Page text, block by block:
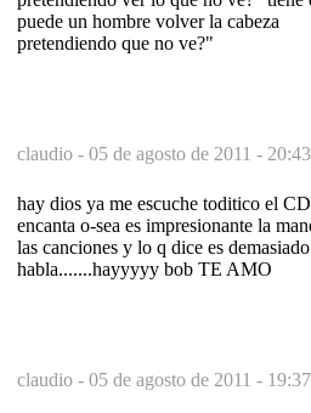
puede un hombre volver la cabeza
pretendiendo que no ve?"
claudio - 05 de agosto de 2011 - 20:43
hay dios ya me escuche toditico el
encanta o-sea es impresionante la
las canciones y lo q dice es
habla.......hayyyyy bob TE AMO
claudio - 05 de agosto de 2011 - 19:37